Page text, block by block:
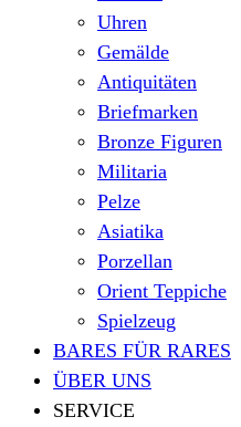
Uhren
Gemälde
Antiquitäten
Briefmarken
Bronze Figuren
Militaria
Pelze
Asiatika
Porzellan
Orient Teppiche
Spielzeug
BARES FÜR RARES
ÜBER UNS
SERVICE